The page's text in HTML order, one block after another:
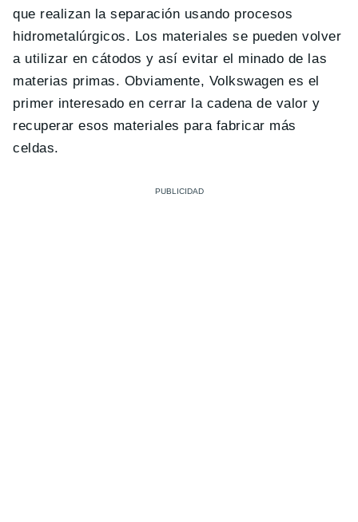
que realizan la separación usando procesos
hidrometalúrgicos. Los materiales se pueden volver
a utilizar en cátodos y así evitar el minado de las
materias primas. Obviamente, Volkswagen es el
primer interesado en cerrar la cadena de valor y
recuperar esos materiales para fabricar más
celdas.